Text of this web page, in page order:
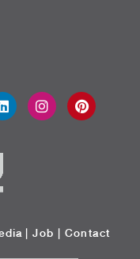
|Job | Contact